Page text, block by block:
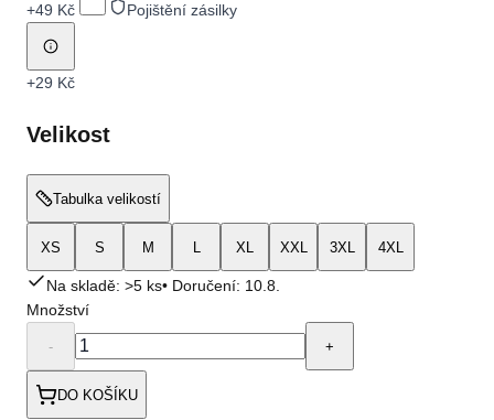
+49 Kč Pojištění zásilky
+29 Kč
Velikost
Tabulka velikostí
XS S M L XL XXL 3XL 4XL
Na skladě: >5 ks• Doručení: 10.8.
Množství
- +
DO KOŠÍKU